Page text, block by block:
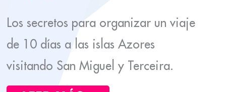
Los secretos para organizar un viaje
de 10 días a las islas Azores
visitando San Miguel y Terceira.